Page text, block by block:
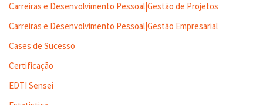
Carreiras e Desenvolvimento Pessoal|Gestão de Projetos
Carreiras e Desenvolvimento Pessoal|Gestão Empresarial
Cases de Sucesso
Certificação
EDTI Sensei